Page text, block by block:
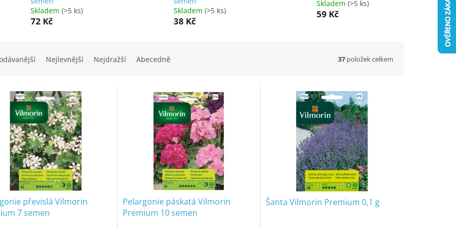
Skladem (>5 ks)
72 Kč
Skladem (>5 ks)
38 Kč
Skladem (>5 ks)
59 Kč
Nejlevnější Nejdražší Abecedně 37 položek celkem
převislá Vilmorin
7 semen
Pelargonie páskatá Vilmorin
Premium 10 semen
Šanta Vilmorin Premium 0,1 g